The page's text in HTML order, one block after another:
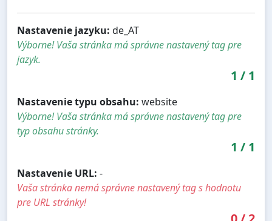
Nastavenie jazyku: de_AT
Výborne! Vaša stránka má správne nastavený tag pre
jazyk.
1 / 1
Nastavenie typu obsahu: website
Výborne! Vaša stránka má správne nastavený tag pre
typ obsahu stránky.
1 / 1
Nastavenie URL: -
Vaša stránka nemá správne nastavený tag s hodnotu
pre URL stránky!